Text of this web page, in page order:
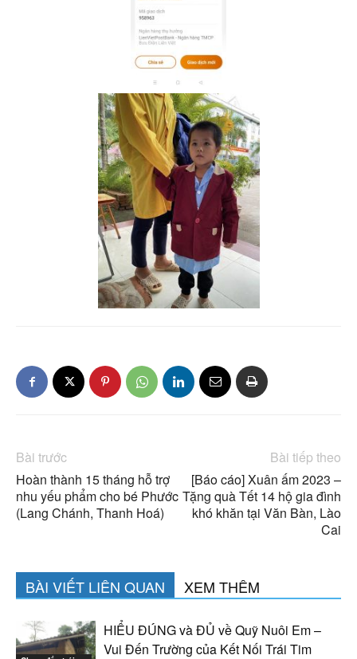
Bài trước
Hoàn thành 15 tháng hỗ trợ
nhu yếu phẩm cho bé Phước
(Lang Chánh, Thanh Hoá)
Bài tiếp theo
[Báo cáo] Xuân ấm 2023 –
Tặng quà Tết 14 hộ gia đình
khó khăn tại Văn Bàn, Lào
Cai
BÀI VIẾT LIÊN QUAN XEM THÊM
HIỂU ĐÚNG và ĐỦ về Quỹ Nuôi Em –
Vui Đến Trường của Kết Nối Trái Tim